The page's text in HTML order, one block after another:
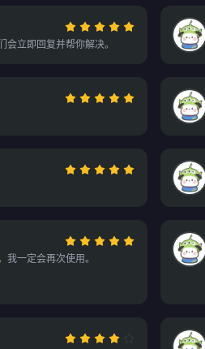
立即回复并帮你解决。
我一定会再次使用。